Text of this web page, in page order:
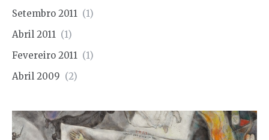
Setembro 2011 (1)
Abril 2011 (1)
Fevereiro 2011 (1)
Abril 2009 (2)